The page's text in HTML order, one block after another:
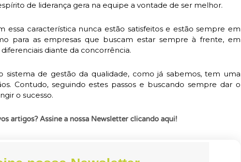
de liderança gera na equipe a vontade de ser melhor.
essa característica nunca estão satisfeitos e estão sempre em
para as empresas que buscam estar sempre à frente, em
diante da concorrência.
sistema de gestão da qualidade, como já sabemos, tem uma
Contudo, seguindo estes passos e buscando sempre dar o
o sucesso.
artigos? Assine a nossa Newsletter clicando aqui!